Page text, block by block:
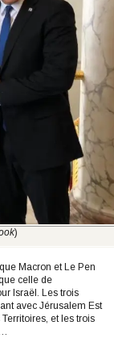
)
Macron et Le Pen
celle de
Israël. Les trois
avec Jérusalem Est
et les trois